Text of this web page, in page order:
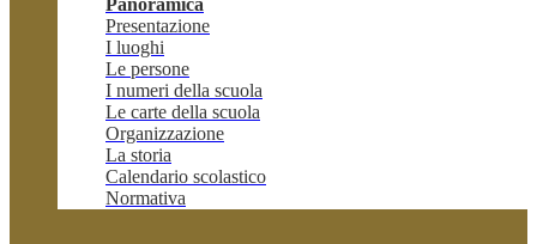
Panoramica
Presentazione
I luoghi
Le persone
I numeri della scuola
Le carte della scuola
Organizzazione
La storia
Calendario scolastico
Normativa